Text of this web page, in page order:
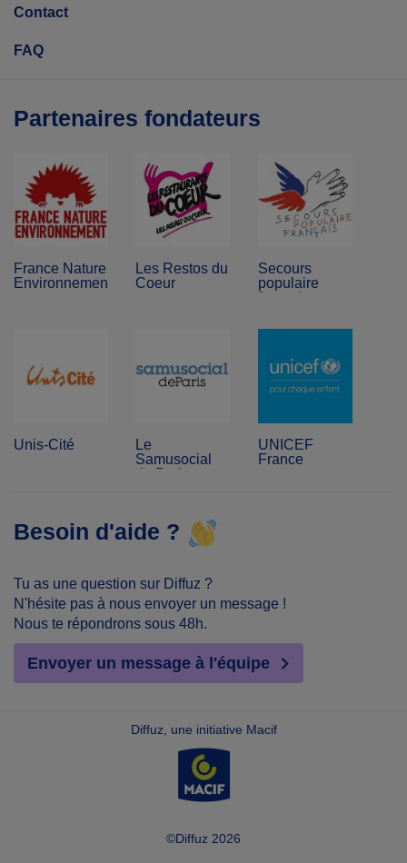
Contact
FAQ
Partenaires fondateurs
France Nature
Environnement
Les Restos du
Coeur
Secours
populaire
français
Unis-Cité
Le
Samusocial
de Paris
UNICEF
France
Besoin d'aide ?
Tu as une question sur Diffuz ?
N'hésite pas à nous envoyer un message !
Nous te répondrons sous 48h.
Envoyer un message à l'équipe
Diffuz, une initiative Macif
©Diffuz 2026